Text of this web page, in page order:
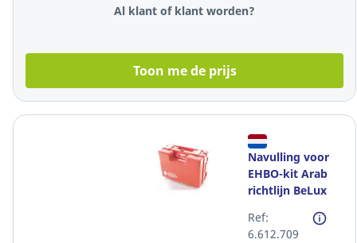
Al klant of klant worden?
Toon me de prijs
Navulling voor
EHBO-kit Arab
richtlijn BeLux
Ref:
6.612.709